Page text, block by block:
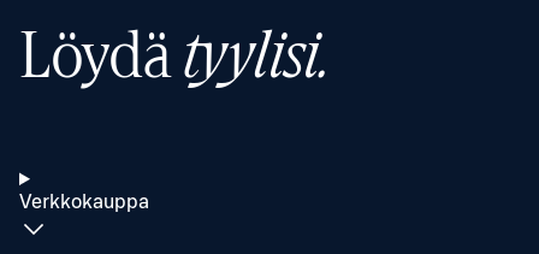
Löydätyylisi.
Verkkokauppa